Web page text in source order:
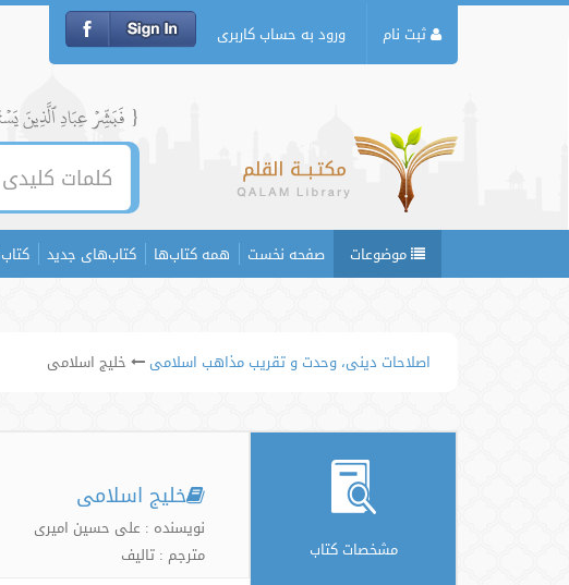
ثبت نام ورود به حساب کاربری
{ فَبَشِّرۡ عِبَادِ ٱلَّذِينَ
موضوعات صفحه نخست همه کتاب‌ها کتاب‌های جدید
اصلاحات دینی، وحدت و تقریب مذاهب اسلامی خلیج اسلامی
مشخصات کتاب
خلیج اسلامی
نویسنده : علی حسین امیری
مترجم : تالیف